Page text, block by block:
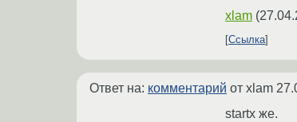
xlam (
Ссылка
Ответ на: комментарий от xlam
startx же.